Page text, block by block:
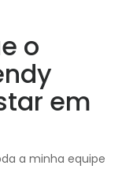
o
em
a minha equipe